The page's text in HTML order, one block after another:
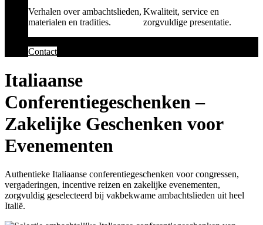
Verhalen over ambachtslieden,
materialen en tradities.
Kwaliteit, service en
zorgvuldige presentatie.
Contact
Italiaanse
Conferentiegeschenken –
Zakelijke Geschenken voor
Evenementen
Authentieke Italiaanse conferentiegeschenken voor congressen,
vergaderingen, incentive reizen en zakelijke evenementen,
zorgvuldig geselecteerd bij vakbekwame ambachtslieden uit heel
Italië.